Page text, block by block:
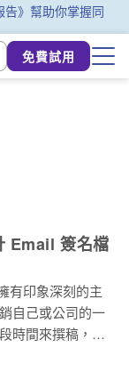
》幫助你掌握同
免費試用
Email 簽名檔
有印象深刻的主
自己或公司的一
時間來撰稿，但